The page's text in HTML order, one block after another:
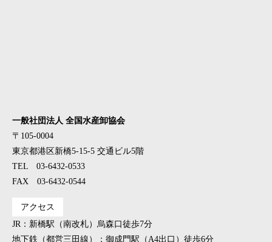
一般社団法人 全国水産卸協会
〒105-0004
東京都港区新橋5-15-5 交通ビル5階
TEL 03-6432-0533
FAX 03-6432-0544
アクセス
JR：新橋駅（南改札）烏森口徒歩7分
地下鉄（都営三田線）：御成門駅（A4出口）徒歩6分